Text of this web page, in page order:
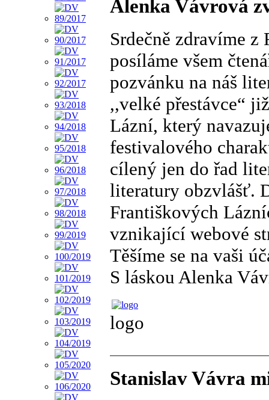
Alenka Vávrová
Srdečně zdravíme
posíláme všem
pozvánku na náš
,,velké přestávce“
Lázní, který
festivalového
cílený jen do řad
literatury obzvlášť.
Františkových
vznikající webové
Těšíme se na vaši
S láskou Alenka
logo
Stanislav Vávra